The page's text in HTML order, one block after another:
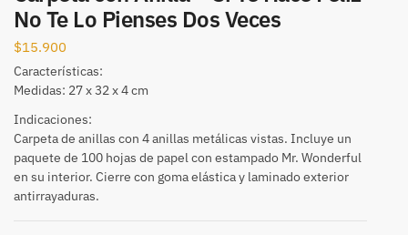
No Te Lo Pienses Dos Veces
$15.900
Características:
Medidas: 27 x 32 x 4 cm
Indicaciones:
Carpeta de anillas con 4 anillas metálicas vistas. Incluye un
paquete de 100 hojas de papel con estampado Mr. Wonderful
en su interior. Cierre con goma elástica y laminado exterior
antirrayaduras.